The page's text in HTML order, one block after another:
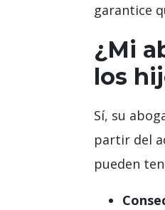
garantice
¿Mi
los
Sí, su
partir del
pueden